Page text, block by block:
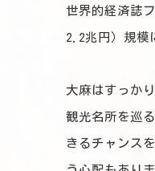
世界的経済誌
2.2兆円）規模
大麻はすっか
観光名所を巡
きるチャンス